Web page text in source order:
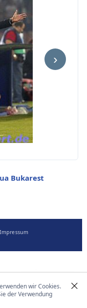
›
Bukarest
Impressum
wir Cookies.
der Verwendung